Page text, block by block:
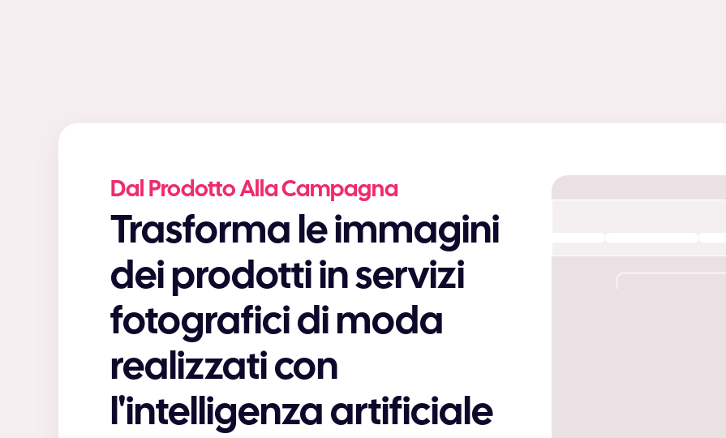
Dal Prodotto Alla Campagna
Trasforma le immagini
dei prodotti in servizi
fotografici di moda
realizzati con
l'intelligenza artificiale